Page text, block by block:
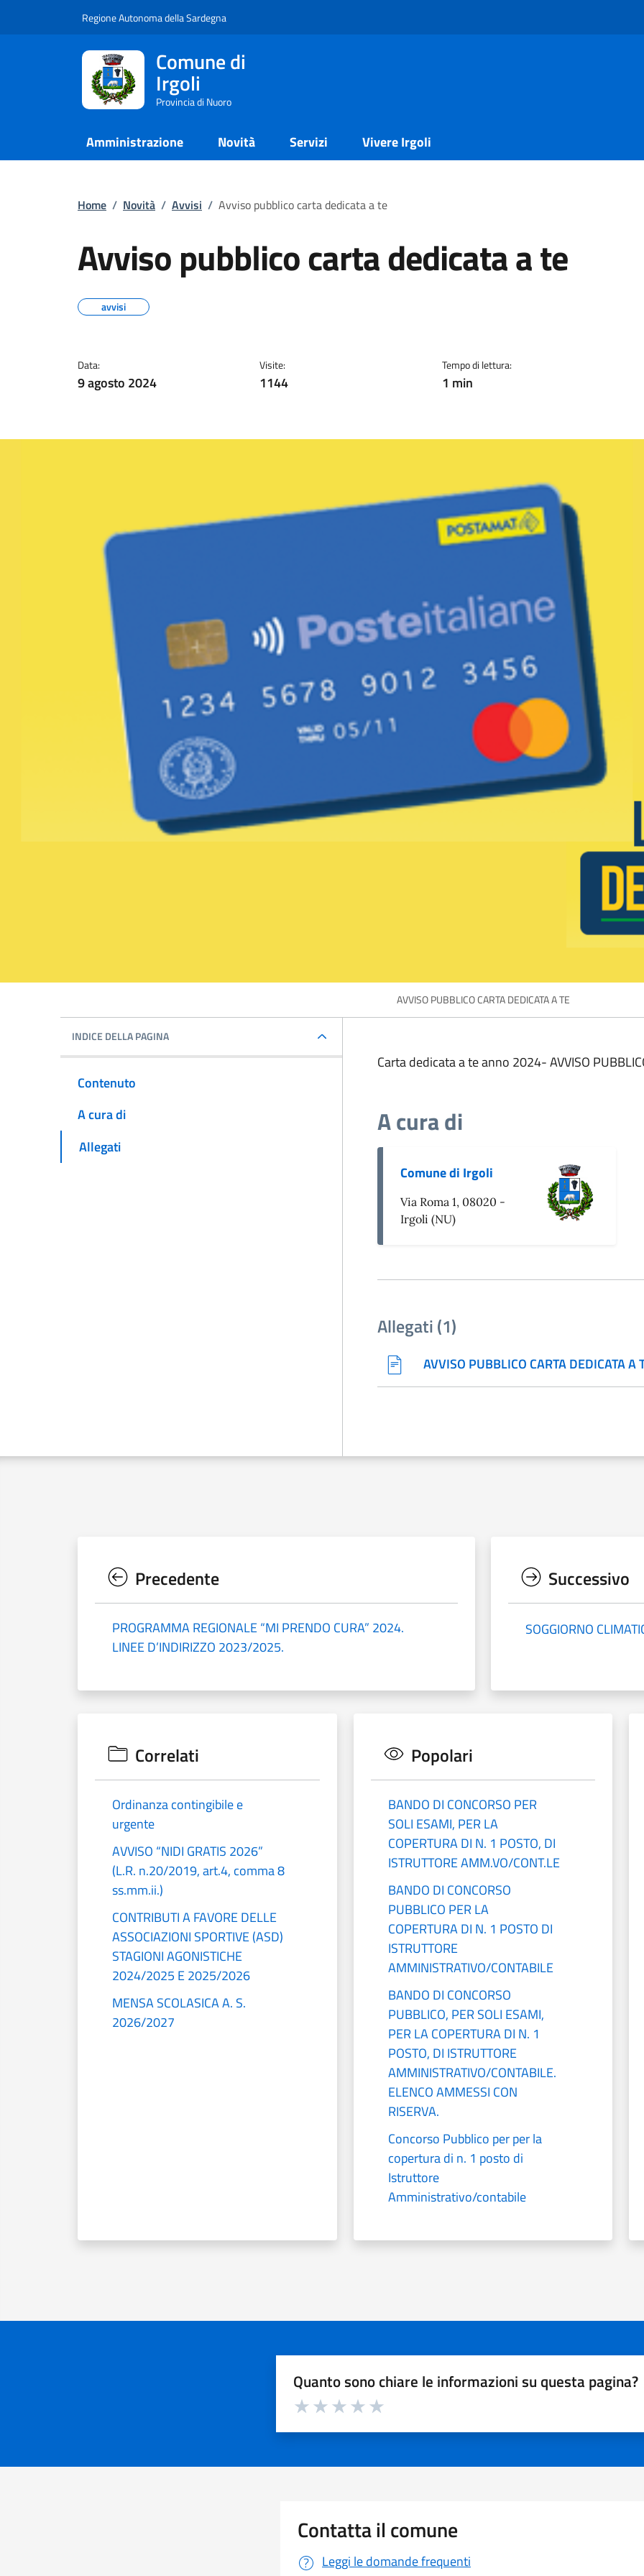
Regione Autonoma della Sardegna
Comune di
Irgoli
Provincia di Nuoro
Amministrazione Novità Servizi Vivere Irgoli
Home / Novità / Avvisi / Avviso pubblico carta dedicata a te
Avviso pubblico carta dedicata a te
avvisi
Data:
9 agosto 2024
Visite:
1144
Tempo di lettura:
1 min
AVVISO PUBBLICO CARTA DEDICATA A TE
INDICE DELLA PAGINA
Contenuto
A cura di
Allegati
Carta dedicata a te anno 2024- AVVISO
A cura di
Comune di Irgoli
Via Roma 1, 08020 -
Irgoli (NU)
Allegati (1)
AVVISO PUBBLICO CARTA DEDICATA A
Precedente
PROGRAMMA REGIONALE “MI PRENDO CURA” 2024.
LINEE D’INDIRIZZO 2023/2025.
Successivo
SOGGIORNO
Correlati
Ordinanza contingibile e
urgente
AVVISO “NIDI GRATIS 2026”
(L.R. n.20/2019, art.4, comma 8
ss.mm.ii.)
CONTRIBUTI A FAVORE DELLE
ASSOCIAZIONI SPORTIVE (ASD)
STAGIONI AGONISTICHE
2024/2025 E 2025/2026
MENSA SCOLASICA A. S.
2026/2027
Popolari
BANDO DI CONCORSO PER
SOLI ESAMI, PER LA
COPERTURA DI N. 1 POSTO, DI
ISTRUTTORE AMM.VO/CONT.LE
BANDO DI CONCORSO
PUBBLICO PER LA
COPERTURA DI N. 1 POSTO DI
ISTRUTTORE
AMMINISTRATIVO/CONTABILE
BANDO DI CONCORSO
PUBBLICO, PER SOLI ESAMI,
PER LA COPERTURA DI N. 1
POSTO, DI ISTRUTTORE
AMMINISTRATIVO/CONTABILE.
ELENCO AMMESSI CON
RISERVA.
Concorso Pubblico per per la
copertura di n. 1 posto di
Istruttore
Amministrativo/contabile
Quanto sono chiare le informazioni su questa pagina?
Valuta da 1 a 5 stelle la pagina
Contatta il comune
Leggi le domande frequenti